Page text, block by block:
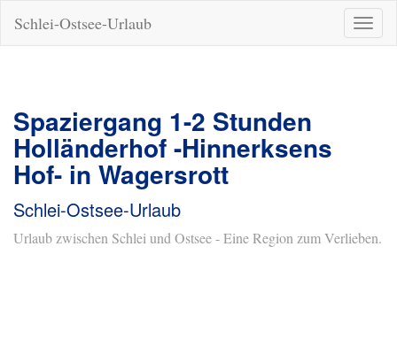
ein-/
Schlei-Ostsee-Urlaub
Spaziergang 1-2 Stunden
Holländerhof -Hinnerksens
Hof- in Wagersrott
Schlei-Ostsee-Urlaub
Urlaub zwischen Schlei und Ostsee - Eine Region zum Verlieben.